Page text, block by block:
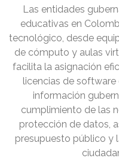
Las entidades
educativas en
tecnológico, desde
de cómputo y aulas
facilita la asignación
licencias de
información
cumplimiento de las
protección de datos,
presupuesto público y